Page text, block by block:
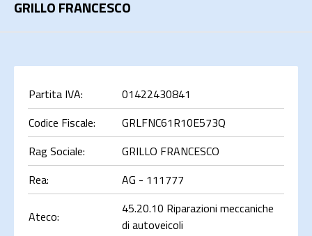
Cerca
GRILLO FRANCESCO
Partita IVA:
01422430841
Codice Fiscale:
GRLFNC61R10E573Q
Rag Sociale:
GRILLO FRANCESCO
Rea:
AG - 111777
Ateco:
45.20.10 Riparazioni meccaniche
di autoveicoli